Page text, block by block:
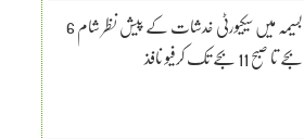
بسیمہ میں سیکیورٹی خدشات کے پیش نظر شام 6
بجے تا صبح 11 بجے تک کرفیو نافذ